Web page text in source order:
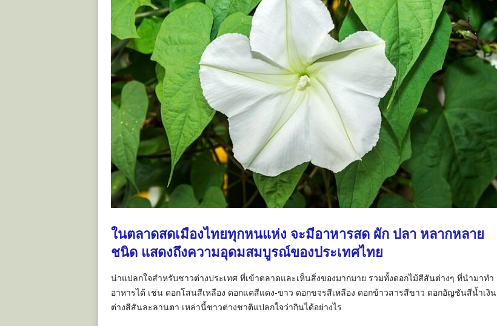
ในตลาดสดเมืองไทยทุกหนแห่ง จะมีอาหารสด ผัก ปลา หลากหลาย
ชนิด แสดงถึงความอุดมสมบูรณ์ของประเทศไทย
น่าแปลกใจสำหรับชาวต่างประเทศ ที่เข้าตลาดและเห็นสิ่งของมากมาย รวมทั้งดอกไม้สีสันต่างๆ ที่นำมาทำ
อาหารได้ เช่น ดอกโสนสีเหลือง ดอกแคสีแดง-ขาว ดอกขจรสีเหลือง ดอกข้าวสารสีขาว ดอกอัญชันสีน้ำเงิน
ต่างสีสันละลานตา เหล่านี้ชาวต่างชาติแปลกใจว่ากินได้อย่างไร